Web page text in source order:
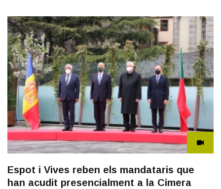
Espot i Vives reben els mandataris que
han acudit presencialment a la Cimera